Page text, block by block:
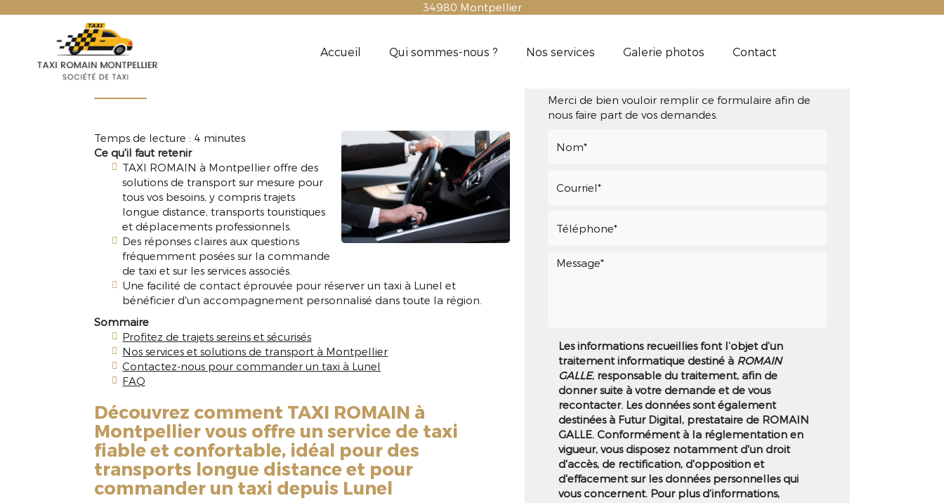
34980 Montpellier
Accueil Qui sommes-nous ? Nos services Galerie photos Contact
COMMANDER UN TAXI LUNEL
Temps de lecture : 4 minutes
Ce qu'il faut retenir
TAXI ROMAIN à Montpellier offre des
solutions de transport sur mesure pour
tous vos besoins, y compris trajets
longue distance, transports touristiques
et déplacements professionnels.
Des réponses claires aux questions
fréquemment posées sur la commande
de taxi et sur les services associés.
Une facilité de contact éprouvée pour réserver un taxi à Lunel et
bénéficier d'un accompagnement personnalisé dans toute la région.
Sommaire
Profitez de trajets sereins et sécurisés
Nos services et solutions de transport à Montpellier
Contactez-nous pour commander un taxi à Lunel
FAQ
Découvrez comment TAXI ROMAIN à
Montpellier vous offre un service de taxi
fiable et confortable, idéal pour des
transports longue distance et pour
commander un taxi depuis Lunel
Merci de bien vouloir remplir ce formulaire afin de
nous faire part de vos demandes.
Les informations recueillies font l’objet d’un
traitement informatique destiné àROMAIN
GALLE, responsable du traitement, afin de
donner suite à votre demande et de vous
recontacter. Les données sont également
destinées à Futur Digital, prestataire de ROMAIN
GALLE. Conformément à la réglementation en
vigueur, vous disposez notamment d'un droit
d'accès, de rectification, d'opposition et
d'effacement sur les données personnelles qui
vous concernent. Pour plus d’informations,